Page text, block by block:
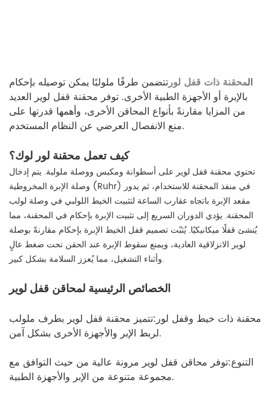
المحقنة ذات قفل لورتتضمن طرفًا ملولبًا يمكن توصيله بإحكام
بالإبرة أو الأجهزة الطبية الأخرى. توفر محقنة قفل لوير العديد
من المزايا مقارنةً بأنواع المحاقن الأخرى، وأهمها قدرتها على
منع الانفصال العرضي عن النظام المستخدم.
كيف تعمل محقنة لور لوك؟
تحتوي محقنة قفل لوير على أسطوانة ومكبس ووصلة ملولبة. يتم إدخال
وصلة الإبرة المخروطية (Ruhr) في منفذ المحقنة للاستخدام، ثم يدور
مقعد الإبرة باتجاه عقارب الساعة لتثبيت الخيط اللولبي في وصلة لولب
المحقنة. يؤدي الدوران السريع إلى تثبيت الإبرة بإحكام في المحقنة، مما
يُنشئ قفلًا ميكانيكيًا. يُثبّت تصميم قفل الخيط الإبرة بإحكام مقارنةً بوصلة
لوير الانزلاقية العادية، ويمنع سقوط الإبرة عند الحقن تحت ضغط عالٍ
وأثناء التشغيل، مما يُعزز السلامة بشكل كبير.
الخصائص الرئيسية لمحاقن قفل لوير
محقنة ذات خيط وقفل لور:تتميز محقنة قفل لوير بطرف ملولب
لربط الإبر والأجهزة الأخرى بشكل آمن.
التنوع:توفر محاقن قفل لوير مرونة عالية من حيث التوافق مع
مجموعة متنوعة من الإبر والأجهزة الطبية.